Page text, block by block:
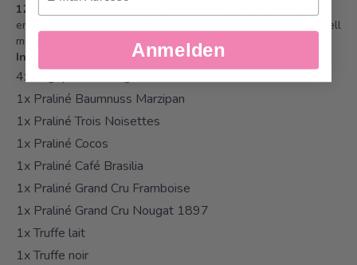
12er Box mit Logo-Pralinés Siebdruck
enthält 12 gemischte, köstliche Pralinés, von denen 4 individuell
mit Ihrem Logo im Siebdruck verziert sind.
Inhalt:
4x Logopraliné eckig mit Siebdruck ZW
1x Praliné Baumnuss Marzipan
1x Praliné Trois Noisettes
1x Praliné Cocos
1x Praliné Café Brasilia
1x Praliné Grand Cru Framboise
1x Praliné Grand Cru Nougat 1897
1x Truffe lait
1x Truffe noir
Anmelden